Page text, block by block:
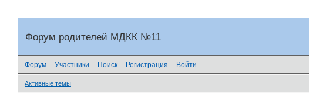
Форум родителей МДКК №11
Форум Участники Поиск Регистрация Войти
Активные темы